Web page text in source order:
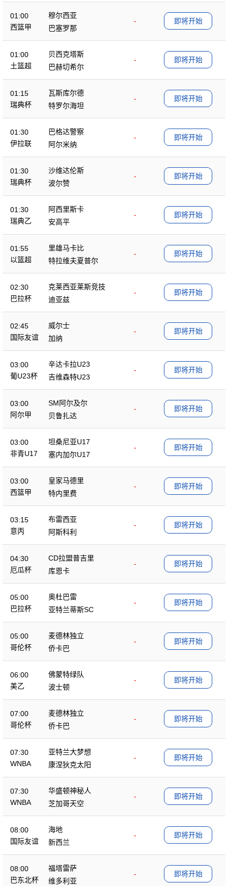
01:00
西篮甲
穆尔西亚
-
巴塞罗那
即将开始
01:00
土篮超
贝西克塔斯
-
巴赫切希尔
即将开始
01:15
瑞典杯
瓦斯库尔德
-
特罗尔海坦
即将开始
01:30
伊拉联
巴格达警察
-
阿尔米纳
即将开始
01:30
瑞典杯
沙维达伦斯
-
波尔赞
即将开始
01:30
瑞典乙
阿西里斯卡
-
安高平
即将开始
01:55
以篮超
里雄马卡比
-
特拉维夫夏普尔
即将开始
02:30
巴拉杯
克莱西亚莱斯竞技
-
迪亚兹
即将开始
02:45
国际友谊
威尔士
-
加纳
即将开始
03:00
葡U23杯
辛达卡拉U23
-
吉维森特U23
即将开始
03:00
阿尔甲
SM阿尔及尔
-
贝鲁扎达
即将开始
03:00
非青U17
坦桑尼亚U17
-
塞内加尔U17
即将开始
03:00
西篮甲
皇家马德里
-
特内里费
即将开始
03:15
意丙
布雷西亚
-
阿斯科利
即将开始
04:30
厄瓜杯
CD拉盟普吉里
-
库恩卡
即将开始
05:00
巴拉杯
奥杜巴雷
-
亚特兰蒂斯SC
即将开始
05:00
哥伦杯
麦德林独立
-
侨卡巴
即将开始
06:00
美乙
佛蒙特绿队
-
波士顿
即将开始
07:00
哥伦杯
麦德林独立
-
侨卡巴
即将开始
07:30
WNBA
亚特兰大梦想
-
康涅狄克太阳
即将开始
07:30
WNBA
华盛顿神秘人
-
芝加哥天空
即将开始
08:00
国际友谊
海地
-
新西兰
即将开始
08:00
巴东北杯
福塔雷萨
-
维多利亚
即将开始